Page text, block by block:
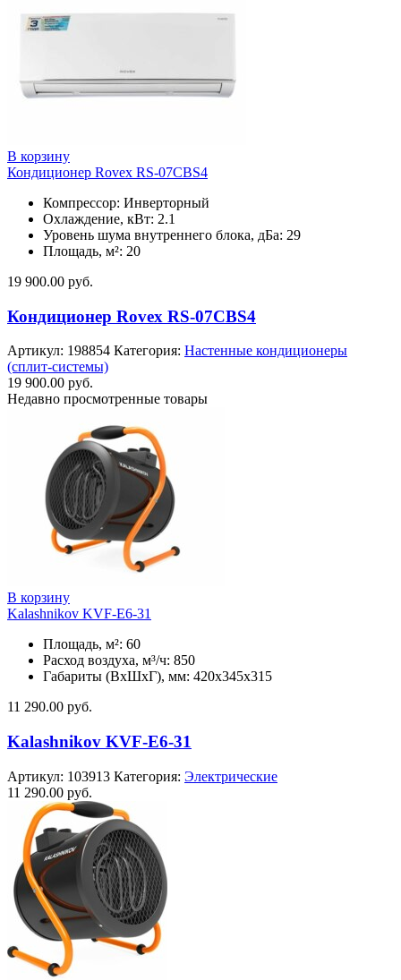
В корзину
Кондиционер Rovex RS-07CBS4
Компрессор: Инверторный
Охлаждение, кВт: 2.1
Уровень шума внутреннего блока, дБа: 29
Площадь, м²: 20
19 900.00 руб.
Кондиционер Rovex RS-07CBS4
Артикул: 198854 Категория: Настенные кондиционеры
(сплит-системы)
19 900.00 руб.
Недавно просмотренные товары
В корзину
Kalashnikov KVF-E6-31
Площадь, м²: 60
Расход воздуха, м³/ч: 850
Габариты (ВхШхГ), мм: 420x345x315
11 290.00 руб.
Kalashnikov KVF-E6-31
Артикул: 103913 Категория: Электрические
11 290.00 руб.